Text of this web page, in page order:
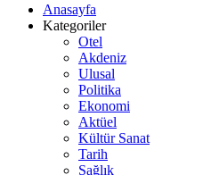
Anasayfa
Kategoriler
Otel
Akdeniz
Ulusal
Politika
Ekonomi
Aktüel
Kültür Sanat
Tarih
Sağlık